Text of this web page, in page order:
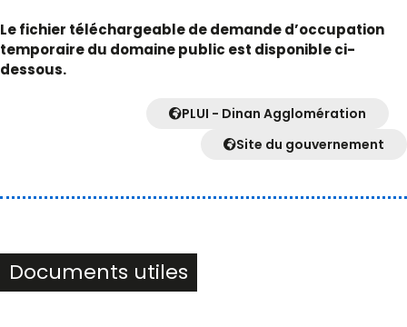
Le fichier téléchargeable de demande d’occupation
temporaire du domaine public est disponible ci-
dessous.
PLUI - Dinan Agglomération
Site du gouvernement
Documents utiles